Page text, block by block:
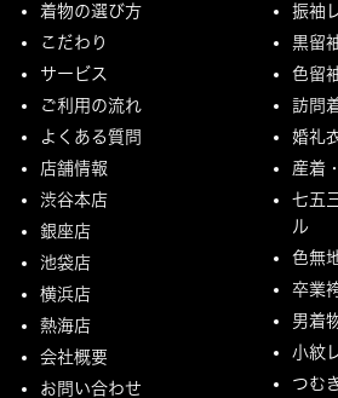
着物の選び方
こだわり
サービス
ご利用の流れ
よくある質問
店舗情報
渋谷本店
銀座店
池袋店
横浜店
熱海店
会社概要
お問い合わせ
振袖
黒留
色留
訪問
婚礼
産着
七五
ル
色無
卒業
男着
小紋
つむ